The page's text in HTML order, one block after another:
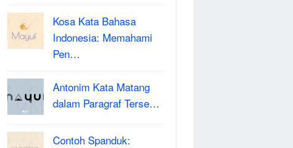
Kosa Kata Bahasa
Indonesia: Memahami
Pen…
Antonim Kata Matang
dalam Paragraf Terse…
Contoh Spanduk: